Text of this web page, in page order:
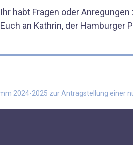
Ihr habt Fragen oder
Euch an Kathrin, der Hamburger